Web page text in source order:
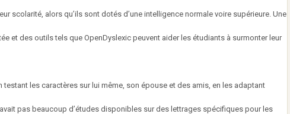
scolarité, alors qu’ils sont dotés d’une intelligence normale voire supérieure. Une
et des outils tels que OpenDyslexic peuvent aider les étudiants à surmonter leur
testant les caractères sur lui même, son épouse et des amis, en les adaptant
avait pas beaucoup d’études disponibles sur des lettrages spécifiques pour les